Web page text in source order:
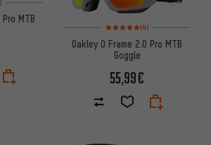
MTB
Bewertungen: 5 von 5
(4)
Oakley O Frame 2.0 Pro MTB
Goggle
55,99€